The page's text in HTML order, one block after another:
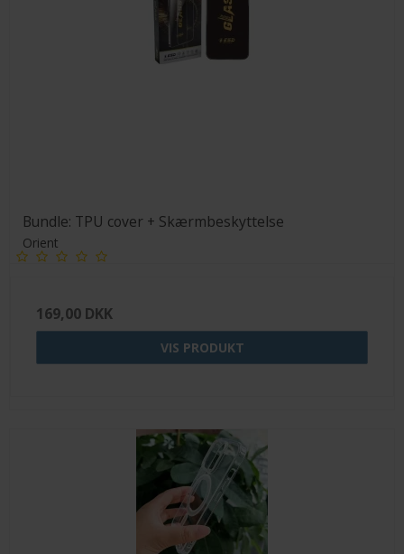
Bundle: TPU cover + Skærmbeskyttelse
Orient
169,00 DKK
VIS PRODUKT